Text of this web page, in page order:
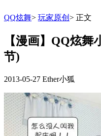
QQ炫舞> 玩家原创 > 正文
【漫画】QQ炫舞
节)
2013-05-27 Ether小狐